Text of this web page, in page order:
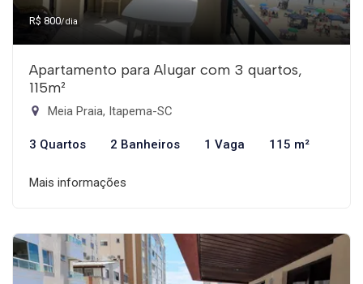
R$ 800/dia
Apartamento para Alugar com 3 quartos,
115m²
Meia Praia, Itapema-SC
3 Quartos 2 Banheiros 1 Vaga 115 m²
Mais informações